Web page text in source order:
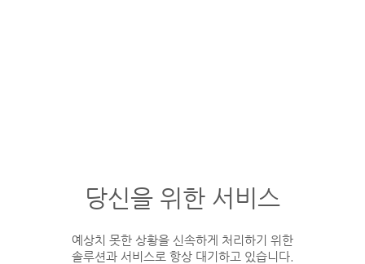
당신을 위한 서비스
예상치 못한 상황을 신속하게 처리하기 위한
솔루션과 서비스로 항상 대기하고 있습니다.